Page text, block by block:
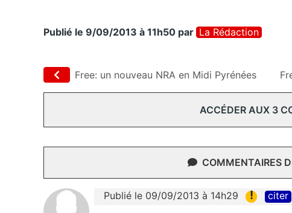
Publié le 9/09/2013 à 11h50 par La Rédaction
Free: un nouveau NRA en Midi Pyrénées
ACCÉDER AUX 3
COMMENTAIRES
Publié le 09/09/2013 à 14h29 ! citer